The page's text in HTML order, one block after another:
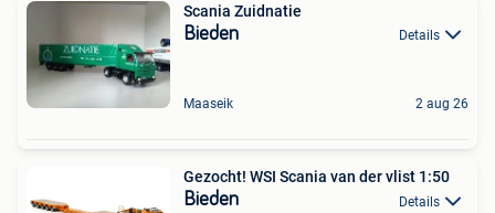
Scania Zuidnatie
Bieden Details
Maaseik 2 aug 26
Gezocht! WSI Scania van der vlist 1:50
Bieden Details